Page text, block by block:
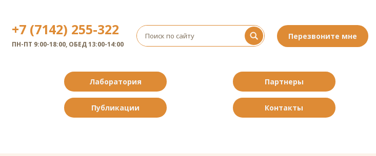
+7 (7142) 255-322
ПН-ПТ 9:00-18:00, ОБЕД 13:00-14:00
Перезвоните мне
Лаборатория
Публикации
Партнеры
Контакты